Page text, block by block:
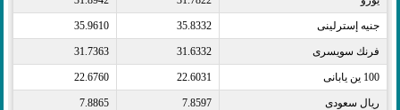
جنيه إسترلينى​ 35.8332
35.9610
فرنك سويسرى​ 31.6332
31.7363
100 ين يابانى​ 22.6031
22.6760
ريال سعودى​ 7.8597
7.8865